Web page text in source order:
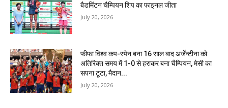
बैडमिंटन चैम्पियन शिप का फाइनल जीता
July 20, 2026
फीफा विश्व कप-स्पेन बना 16 साल बाद अर्जेन्टीना को
अतिरिक्त समय में 1-0 से हराकर बना चैम्पियन, मेसी का
सपना टूटा, मैदान...
July 20, 2026